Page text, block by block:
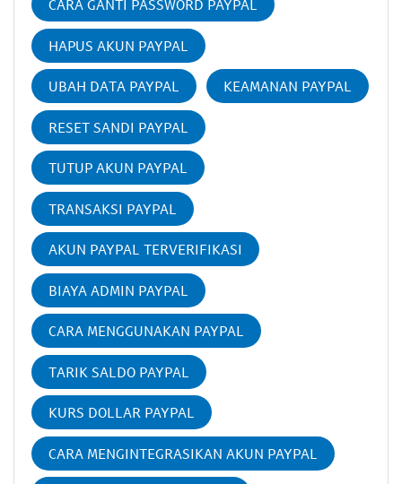
CARA GANTI PASSWORD PAYPAL
HAPUS AKUN PAYPAL
UBAH DATA PAYPAL KEAMANAN PAYPAL
RESET SANDI PAYPAL
TUTUP AKUN PAYPAL
TRANSAKSI PAYPAL
AKUN PAYPAL TERVERIFIKASI
BIAYA ADMIN PAYPAL
CARA MENGGUNAKAN PAYPAL
TARIK SALDO PAYPAL
KURS DOLLAR PAYPAL
CARA MENGINTEGRASIKAN AKUN PAYPAL